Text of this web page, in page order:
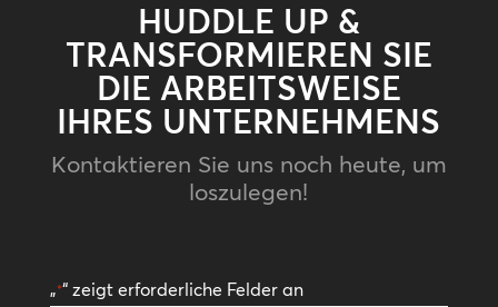
HUDDLE UP &
TRANSFORMIEREN SIE
DIE ARBEITSWEISE
IHRES UNTERNEHMENS
Kontaktieren Sie uns noch heute, um
loszulegen!
„*“ zeigt erforderliche Felder an